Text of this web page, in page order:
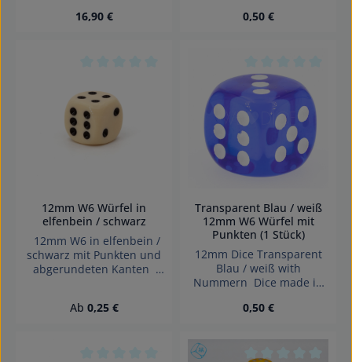
GTIN: 4255941200231
Erstickungsgefahr!
Regulärer Preis:
16,90 € Regulärer Preis:
0,50 €
Durchschnittliche Bewertung von 0 von 5
12mm W6 Würfel in
elfenbein / schwarz
12mm W6 in elfenbein /
schwarz mit Punkten und
abgerundeten Kanten
Wegen verschluckbarer
Regulärer Preis:
Ab 0,25 €
Durchschnittliche
Transparent Blau / weiß
12mm W6 Würfel mit
Punkten (1 Stück)
12mm Dice Transparent
Blau / weiß with
Nummern Dice made in
Regulärer Preis:
0,50 €